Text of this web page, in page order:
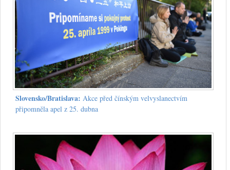
Slovensko/Bratislava: Akce před čínským velvyslanectvím
připomněla apel z 25. dubna